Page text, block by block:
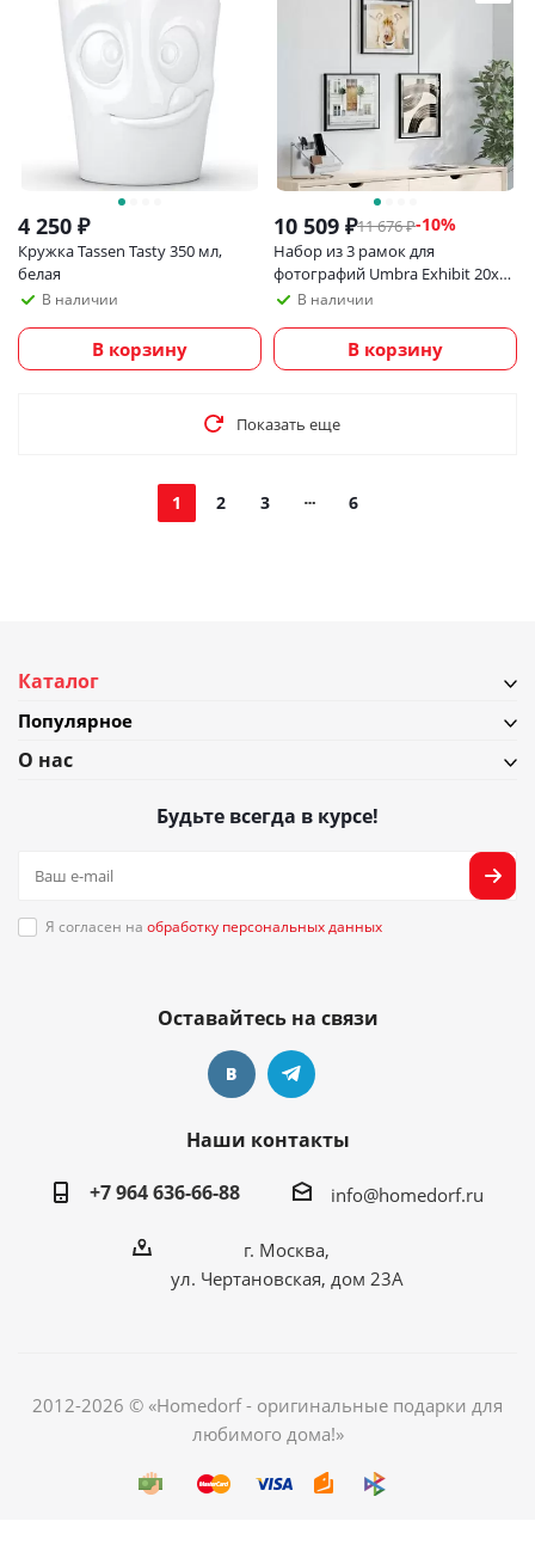
4 250 ₽
Кружка Tassen Tasty 350 мл,
белая
В наличии
В корзину
10 509 ₽11 676₽-10%
Набор из 3 рамок для
фотографий Umbra Exhibit 20х25
см, черный
В наличии
В корзину
Показать еще
1 2 3 6
Каталог
Популярное
О нас
Будьте всегда в курсе!
Я согласен на обработку персональных данных
Оставайтесь на связи
Наши контакты
+7 964 636-66-88
info@homedorf.ru
г. Москва,
ул. Чертановская, дом 23А
2012-2026 © «Homedorf - оригинальные подарки для
любимого дома!»